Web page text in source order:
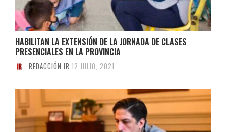
HABILITAN LA EXTENSIÓN DE LA JORNADA DE CLASES
PRESENCIALES EN LA PROVINCIA
REDACCIÓN IR 12 JULIO, 2021